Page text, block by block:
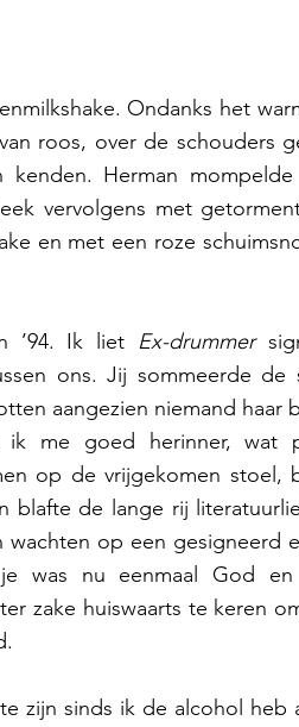
Ondanks het
roos, over de schouders
Herman
vervolgens met
en met een roze
’94. Ik liet Ex-drummer
ons. Jij sommeerde de
aangezien niemand haar
me goed herinner, wat
op de vrijgekomen stoel,
blafte de lange rij
op een gesigneerd
was nu eenmaal God
zake huiswaarts te keren
zijn sinds ik de alcohol heb